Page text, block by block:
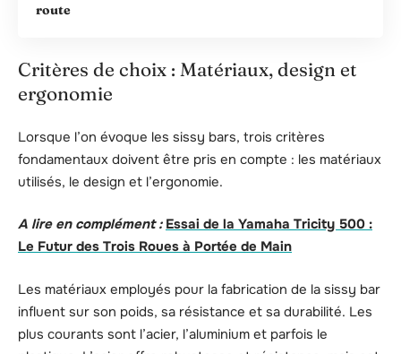
route
Critères de choix : Matériaux, design et
ergonomie
Lorsque l’on évoque les sissy bars, trois critères
fondamentaux doivent être pris en compte : les matériaux
utilisés, le design et l’ergonomie.
A lire en complément : Essai de la Yamaha Tricity 500 :
Le Futur des Trois Roues à Portée de Main
Les matériaux employés pour la fabrication de la sissy bar
influent sur son poids, sa résistance et sa durabilité. Les
plus courants sont l’acier, l’aluminium et parfois le